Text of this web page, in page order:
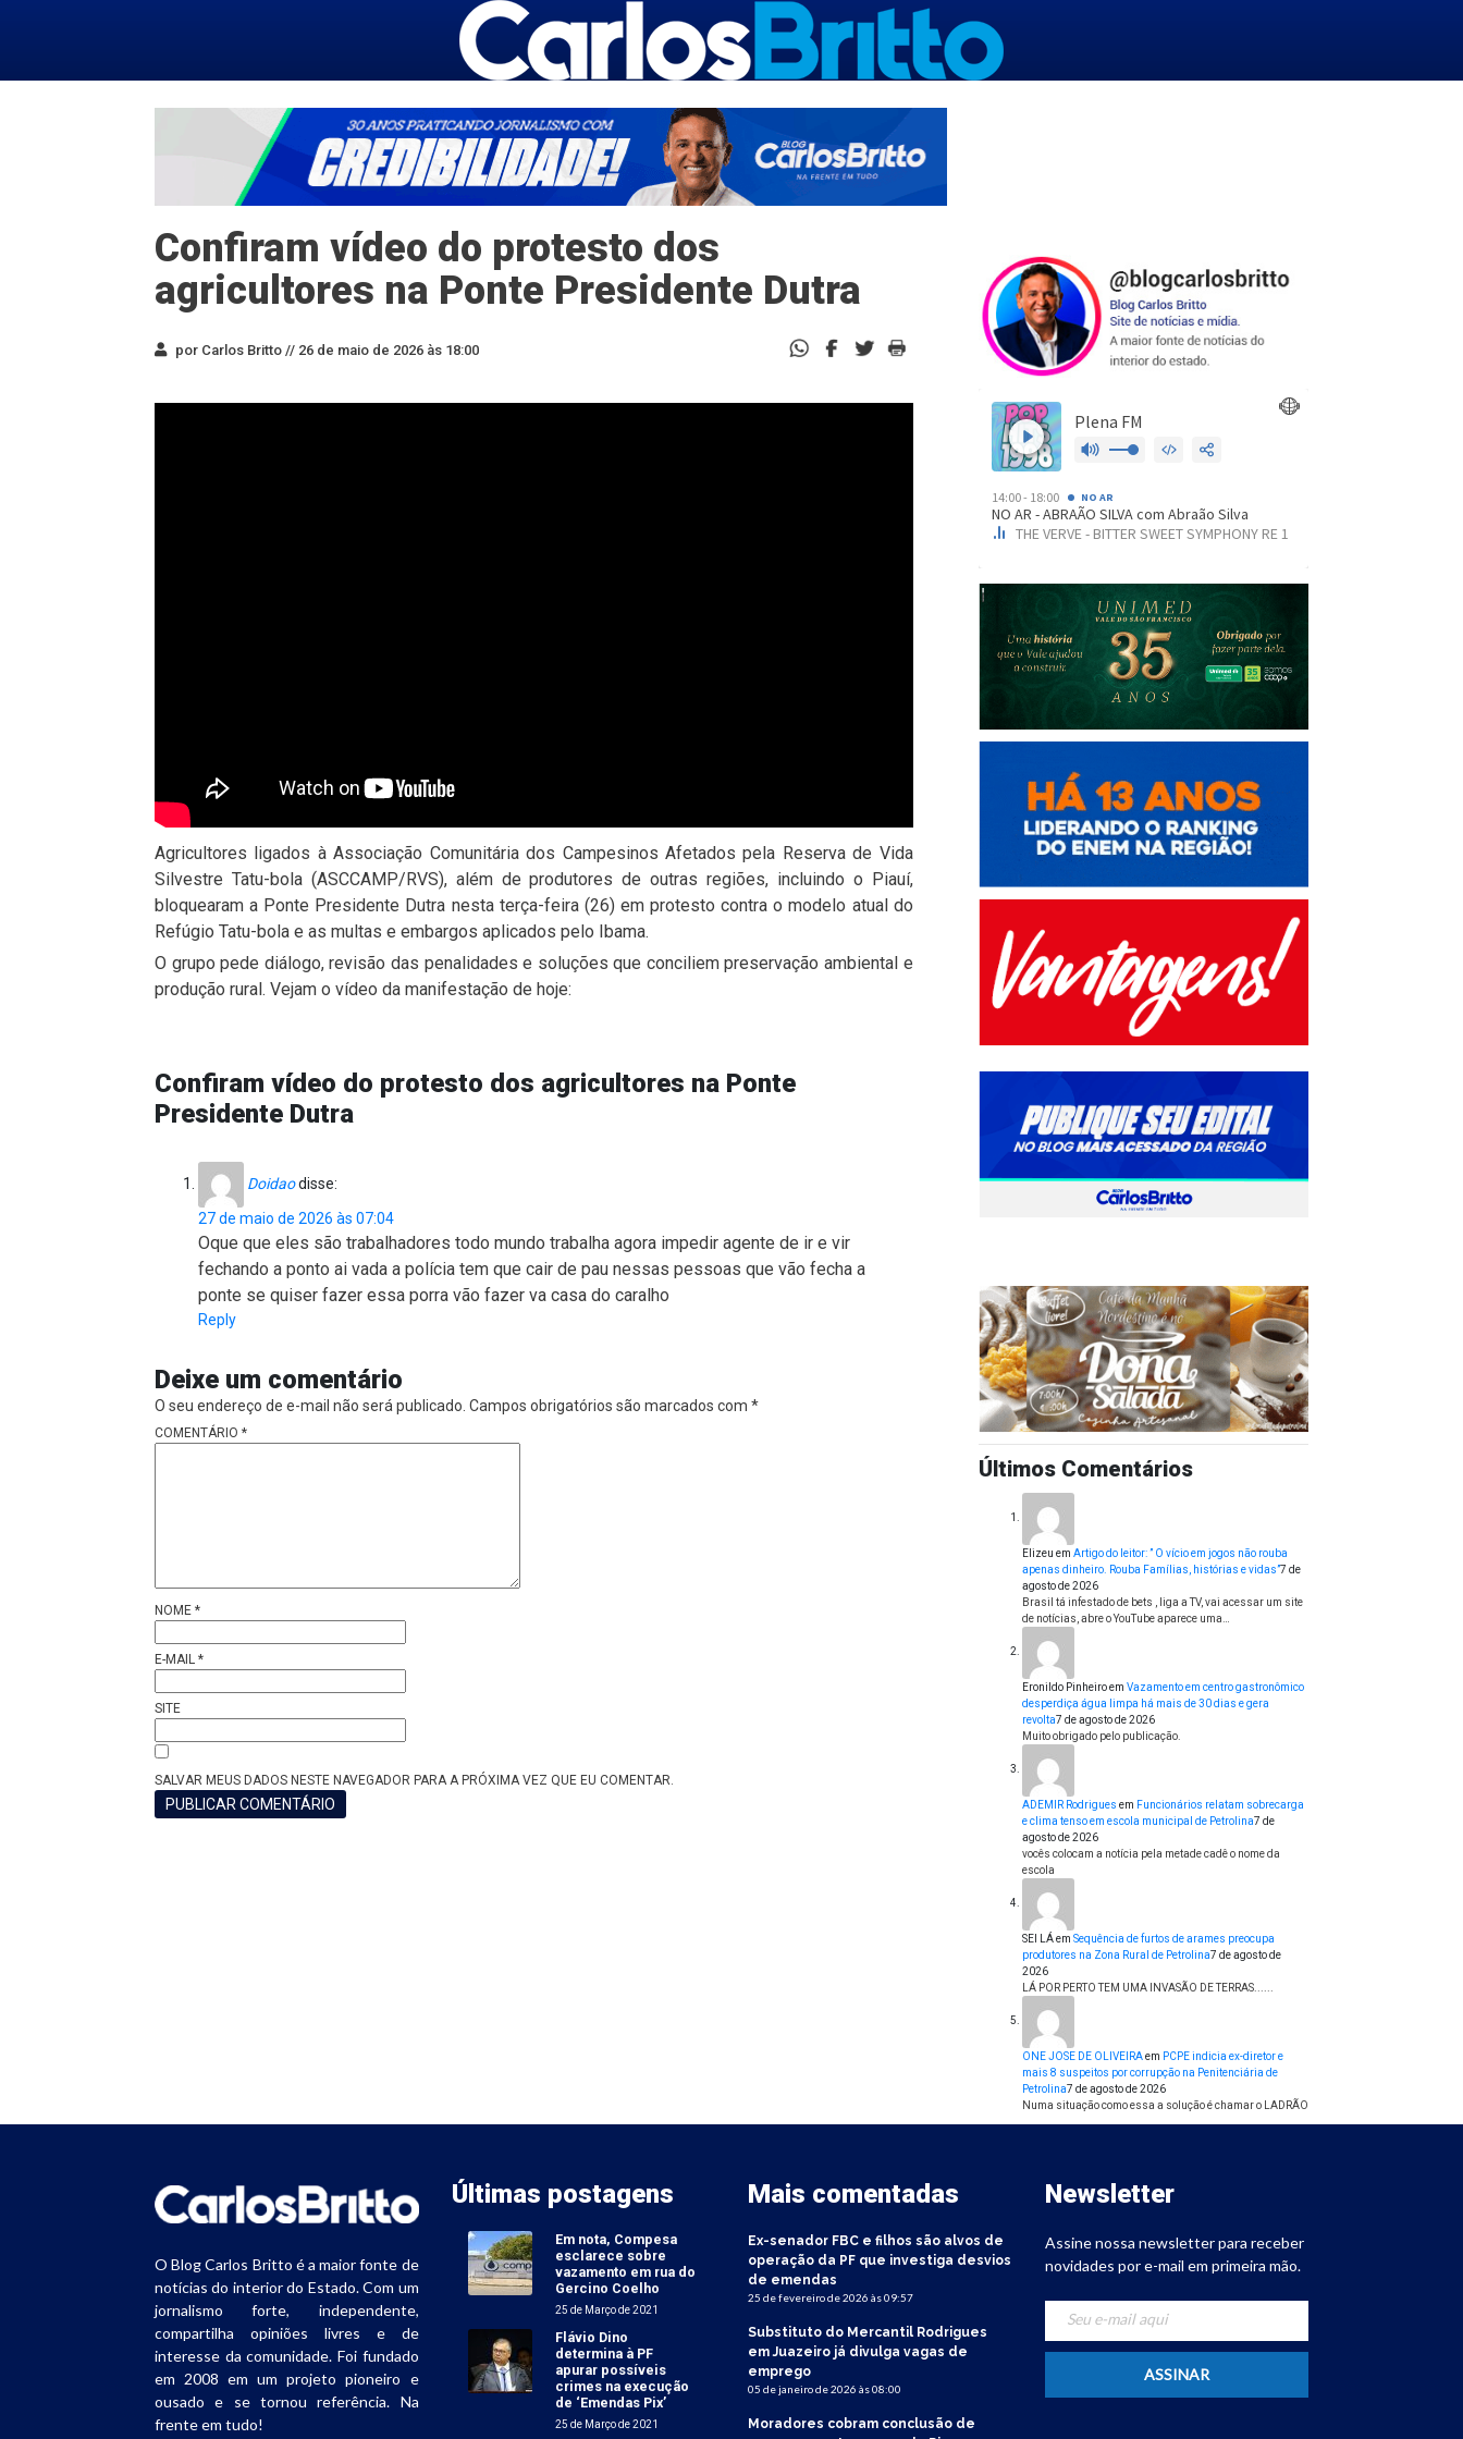
Confiram vídeo do protesto dos
agricultores na Ponte Presidente Dutra
por Carlos Britto // 26 de maio de 2026 às 18:00
Agricultores ligados à Associação Comunitária dos Campesinos Afetados pela Reserva de Vida
Silvestre Tatu-bola (ASCCAMP/RVS), além de produtores de outras regiões, incluindo o Piauí,
bloquearam a Ponte Presidente Dutra nesta terça-feira (26) em protesto contra o modelo atual do
Refúgio Tatu-bola e as multas e embargos aplicados pelo Ibama.
O grupo pede diálogo, revisão das penalidades e soluções que conciliem preservação ambiental e
produção rural. Vejam o vídeo da manifestação de hoje:
Confiram vídeo do protesto dos agricultores na Ponte
Presidente Dutra
Doidaodisse:
27 de maio de 2026 às 07:04
Oque que eles são trabalhadores todo mundo trabalha agora impedir agente de ir e vir
fechando a ponto ai vada a polícia tem que cair de pau nessas pessoas que vão fecha a
ponte se quiser fazer essa porra vão fazer va casa do caralho
Reply
Deixe um comentário
O seu endereço de e-mail não será publicado. Campos obrigatórios são marcados com *
COMENTÁRIO *
NOME *
E-MAIL *
SITE
SALVAR MEUS DADOS NESTE NAVEGADOR PARA A PRÓXIMA VEZ QUE EU COMENTAR.
Últimos Comentários
Elizeu em Artigo do leitor: ” O vício em jogos não rouba
apenas dinheiro. Rouba Famílias, histórias e vidas”7 de
agosto de 2026
Brasil tá infestado de bets , liga a TV, vai acessar um site
de notícias, abre o YouTube aparece uma…
Eronildo Pinheiroem Vazamento em centro gastronômico
desperdiça água limpa há mais de 30 dias e gera
revolta7 de agosto de 2026
Muito obrigado pelo publicação.
ADEMIR Rodrigues em Funcionários relatam sobrecarga
e clima tenso em escola municipal de Petrolina7 de
agosto de 2026
vocês colocam a notícia pela metade cadê o nome da
escola
SEI LÁem Sequência de furtos de arames preocupa
produtores na Zona Rural de Petrolina7 de agosto de
2026
LÁ POR PERTO TEM UMA INVASÃO DE TERRAS......
ONE JOSE DE OLIVEIRAem PCPE indicia ex-diretor e
mais 8 suspeitos por corrupção na Penitenciária de
Petrolina7 de agosto de 2026
Numa situação como essa a solução é chamar o LADRÃO
O Blog Carlos Britto é a maior fonte de
notícias do interior do Estado. Com um
jornalismo forte, independente,
compartilha opiniões livres e de
interesse da comunidade. Foi fundado
em 2008 em um projeto pioneiro e
ousado e se tornou referência. Na
frente em tudo!
Últimas postagens
Em nota, Compesa
esclarece sobre
vazamento em rua do
Gercino Coelho
25 de Março de 2021
Flávio Dino
determina à PF
apurar possíveis
crimes na execução
de ‘Emendas Pix’
25 de Março de 2021
Mais comentadas
Ex-senador FBC e filhos são alvos de
operação da PF que investiga desvios
de emendas
25 de fevereiro de 2026 às 09:57
Substituto do Mercantil Rodrigues
em Juazeiro já divulga vagas de
emprego
05 de janeiro de 2026 às 08:00
Moradores cobram conclusão de
Newsletter
Assine nossa newsletter para receber
novidades por e-mail em primeira mão.